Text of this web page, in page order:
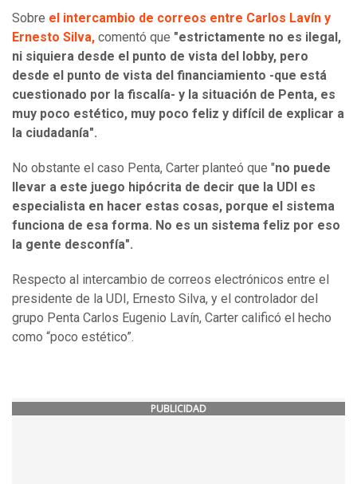
Sobre el intercambio de correos entre Carlos Lavín y
Ernesto Silva, comentó que "estrictamente no es ilegal,
ni siquiera desde el punto de vista del lobby, pero
desde el punto de vista del financiamiento -que está
cuestionado por la fiscalía- y la situación de Penta, es
muy poco estético, muy poco feliz y difícil de explicar a
la ciudadanía".
No obstante el caso Penta, Carter planteó que "no puede
llevar a este juego hipócrita de decir que la UDI es
especialista en hacer estas cosas, porque el sistema
funciona de esa forma. No es un sistema feliz por eso
la gente desconfía".
Respecto al intercambio de correos electrónicos entre el
presidente de la UDI, Ernesto Silva, y el controlador del
grupo Penta Carlos Eugenio Lavín, Carter calificó el hecho
como “poco estético”.
PUBLICIDAD